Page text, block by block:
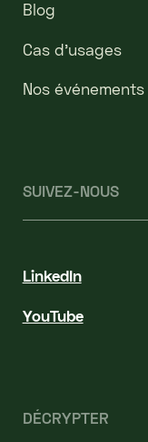
Blog
Cas d’usages
Nos événements
SUIVEZ-NOUS
LinkedIn
YouTube
DÉCRYPTER